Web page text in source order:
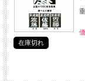
在庫切れ